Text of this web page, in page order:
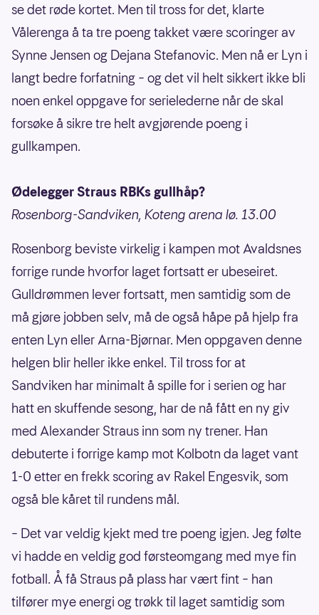
se det røde kortet. Men til tross for det, klarte
Vålerenga å ta tre poeng takket være scoringer av
Synne Jensen og Dejana Stefanovic. Men nå er Lyn i
langt bedre forfatning – og det vil helt sikkert ikke bli
noen enkel oppgave for serielederne når de skal
forsøke å sikre tre helt avgjørende poeng i
gullkampen.
Ødelegger Straus RBKs gullhåp?
Rosenborg-Sandviken, Koteng arena lø. 13.00
Rosenborg beviste virkelig i kampen mot Avaldsnes
forrige runde hvorfor laget fortsatt er ubeseiret.
Gulldrømmen lever fortsatt, men samtidig som de
må gjøre jobben selv, må de også håpe på hjelp fra
enten Lyn eller Arna-Bjørnar. Men oppgaven denne
helgen blir heller ikke enkel. Til tross for at
Sandviken har minimalt å spille for i serien og har
hatt en skuffende sesong, har de nå fått en ny giv
med Alexander Straus inn som ny trener. Han
debuterte i forrige kamp mot Kolbotn da laget vant
1-0 etter en frekk scoring av Rakel Engesvik, som
også ble kåret til rundens mål.
– Det var veldig kjekt med tre poeng igjen. Jeg følte
vi hadde en veldig god førsteomgang med mye fin
fotball. Å få Straus på plass har vært fint – han
tilfører mye energi og trøkk til laget samtidig som